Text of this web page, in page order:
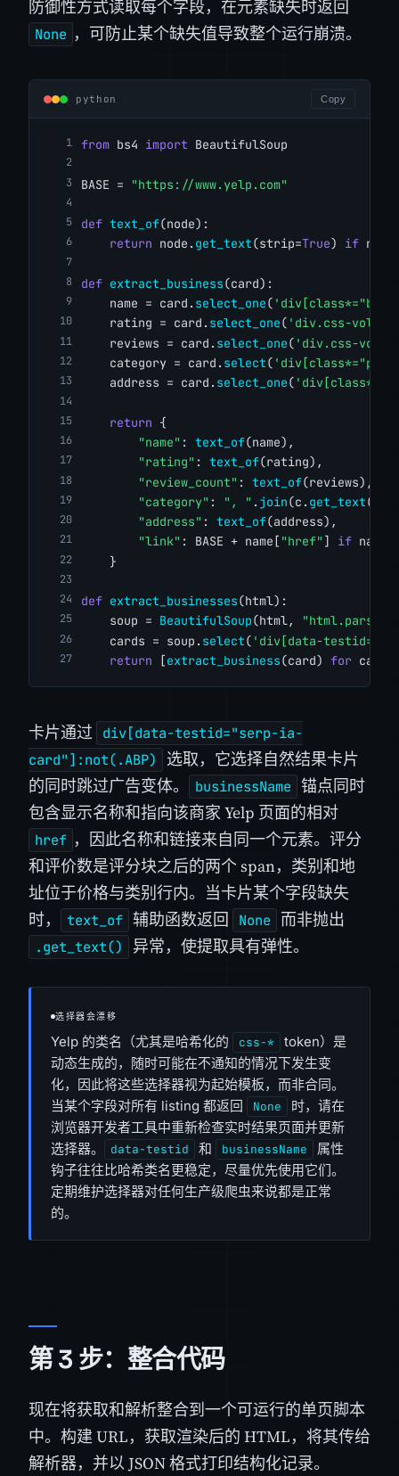
防御性方式读取每个字段，在元素缺失时返回
None ，可防止某个缺失值导致整个运行崩溃。
python Copy
from bs4 import BeautifulSoup
BASE = "https://www.yelp.com"
def text_of(node):
return node. get_text(strip=True) if
def extract_business(card):
    name = card.
select_one(
    rating = card.
select_one( 'div.css-
    reviews = card.
select_one( 'div.css-
    category = card.
select(
    address = card.
select_one(
return {
"name" : text_of(name),
"rating" : text_of(rating),
"review_count" : text_of(reviews),
"category" : ", " . join(c. get_text
"address" : text_of(address),
"link" : BASE + name[ "href" ] if name
    }
def extract_businesses(html):
    soup =
BeautifulSoup(html, "html.parser"
    cards = soup.
select( 'div[data-
return [extract_business(card) for card
卡片通过 div[data-testid="serp-ia-
card"]:not(.ABP)
选取，它选择自然结果卡片
的同时跳过广告变体。
businessName 锚点同时
包含显示名称和指向该商家 Yelp 页面的相对
href ，因此名称和链接来自同一个元素。评分
和评价数是评分块之后的两个 span，类别和地
址位于价格与类别行内。当卡片某个字段缺失
时，
text_of 辅助函数返回 None 而非抛出
.get_text() 异常，使提取具有弹性。
选择器会漂移
Yelp 的类名（尤其是哈希化的 css-*
token）是
动态生成的，随时可能在不通知的情况下发生变
化，因此将这些选择器视为起始模板，而非合同。
当某个字段对所有 listing 都返回
None
时，请在
浏览器开发者工具中重新检查实时结果页面并更新
选择器。
data-testid 和 businessName
属性
钩子往往比哈希类名更稳定，尽量优先使用它们。
定期维护选择器对任何生产级爬虫来说都是正常
的。
第 3 步：整合代码
现在将获取和解析整合到一个可运行的单页脚本
中。构建 URL，获取渲染后的 HTML，将其传给
解析器，并以 JSON 格式打印结构化记录。